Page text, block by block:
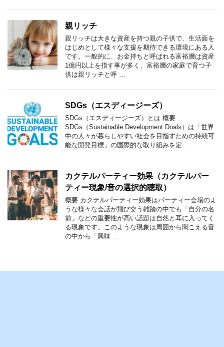
親リッチ
親リッチは大きな資産を持つ親の子供で、生活面を
はじめとして様々な支援を期待できる環境にある人
です。一般的に、お金持ちと呼ばれる富裕層は資産
1億円以上を指す事が多く、富裕層の家庭で育つ子
供は親リッチと呼 …
SDGs（エスディージーズ）
SDGs（エスディージーズ）とは 概要
SDGs（Sustainable Development Doals）は「世界
中の人々が暮らしやすい社会を目指すための持続可
能な開発目標」の国際的な取り組みを定 …
カクテルパーティー効果（カクテルパー
ティー現象/音の選択的聴取）
概要 カクテルパーティー効果はパーティー会場のよ
うな様々な会話が飛び交う雑踏の中でも「自分の名
前」などの重要性が高い話題は自然と耳に入ってく
る現象です。このような現象は周囲から聞こえる音
の中から「興味 …